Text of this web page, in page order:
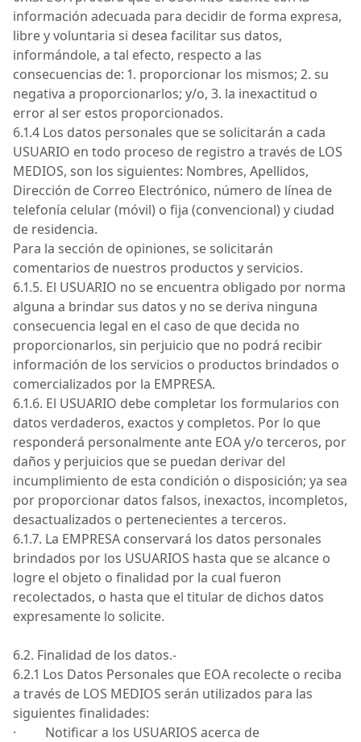
información adecuada para decidir de forma expresa,
libre y voluntaria si desea facilitar sus datos,
informándole, a tal efecto, respecto a las
consecuencias de: 1. proporcionar los mismos; 2. su
negativa a proporcionarlos; y/o, 3. la inexactitud o
error al ser estos proporcionados.
6.1.4 Los datos personales que se solicitarán a cada
USUARIO en todo proceso de registro a través de LOS
MEDIOS, son los siguientes: Nombres, Apellidos,
Dirección de Correo Electrónico, número de línea de
telefonía celular (móvil) o fija (convencional) y ciudad
de residencia.
Para la sección de opiniones, se solicitarán
comentarios de nuestros productos y servicios.
6.1.5. El USUARIO no se encuentra obligado por norma
alguna a brindar sus datos y no se deriva ninguna
consecuencia legal en el caso de que decida no
proporcionarlos, sin perjuicio que no podrá recibir
información de los servicios o productos brindados o
comercializados por la EMPRESA.
6.1.6. El USUARIO debe completar los formularios con
datos verdaderos, exactos y completos. Por lo que
responderá personalmente ante EOAy/o terceros, por
daños y perjuicios que se puedan derivar del
incumplimiento de esta condición o disposición; ya sea
por proporcionar datos falsos, inexactos, incompletos,
desactualizados o pertenecientes a terceros.
6.1.7. La EMPRESA conservará los datos personales
brindados por los USUARIOS hasta que se alcance o
logre el objeto o finalidad por la cual fueron
recolectados, o hasta que el titular de dichos datos
expresamente lo solicite.
6.2. Finalidad de los datos.-
6.2.1 Los Datos Personales que EOA recolecte o reciba
a través de LOS MEDIOS serán utilizados para las
siguientes finalidades:
· Notificar a los USUARIOS acerca de